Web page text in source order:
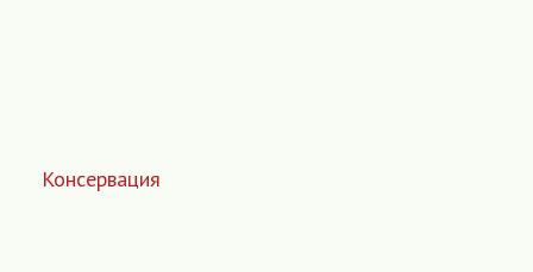
Консервация